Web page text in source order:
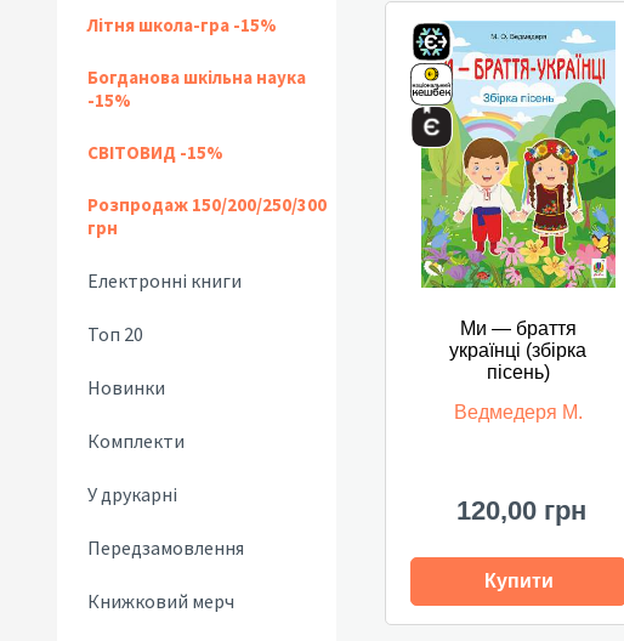
Літня школа-гра -15%
Богданова шкільна наука
-15%
СВІТОВИД -15%
Розпродаж 150/200/250/300
грн
Електронні книги
Топ 20
Новинки
Комплекти
У друкарні
Передзамовлення
Книжковий мерч
Ми — браття
українці (збірка
пісень)
Ведмедеря М.
120,00 грн
Купити